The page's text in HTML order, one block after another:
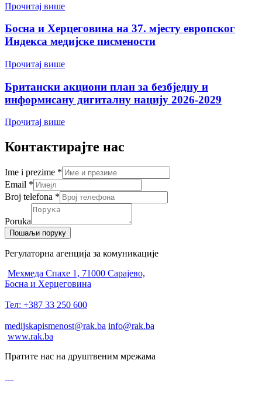
Прочитај више
Босна и Херцеговина на 37. мјесту европског
Индекса медијске писмености
Прочитај више
Британски акциони план за безбједну и
информисану дигиталну нацију 2026-2029
Прочитај више
Контактирајте нас
Ime i prezime *
Email *
Broj telefona *
Poruka
Пошаљи поруку
Регулаторна агенција за комуникације
Мехмеда Спахе 1, 71000 Сарајево,
Босна и Херцеговина
Тел: +387 33 250 600
medijskapismenost@rak.ba info@rak.ba
www.rak.ba
Пратите нас на друштвеним мрежама